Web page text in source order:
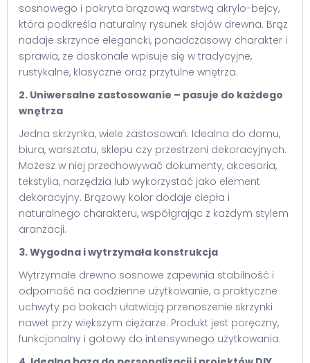
sosnowego i pokryta brązową warstwą akrylo-bejcy,
która podkreśla naturalny rysunek słojów drewna. Brąz
nadaje skrzynce elegancki, ponadczasowy charakter i
sprawia, że doskonale wpisuje się w tradycyjne,
rustykalne, klasyczne oraz przytulne wnętrza.
2. Uniwersalne zastosowanie – pasuje do każdego
wnętrza
Jedna skrzynka, wiele zastosowań. Idealna do domu,
biura, warsztatu, sklepu czy przestrzeni dekoracyjnych.
Możesz w niej przechowywać dokumenty, akcesoria,
tekstylia, narzędzia lub wykorzystać jako element
dekoracyjny. Brązowy kolor dodaje ciepła i
naturalnego charakteru, współgrając z każdym stylem
aranżacji.
3. Wygodna i wytrzymała konstrukcja
Wytrzymałe drewno sosnowe zapewnia stabilność i
odporność na codzienne użytkowanie, a praktyczne
uchwyty po bokach ułatwiają przenoszenie skrzynki
nawet przy większym ciężarze. Produkt jest poręczny,
funkcjonalny i gotowy do intensywnego użytkowania.